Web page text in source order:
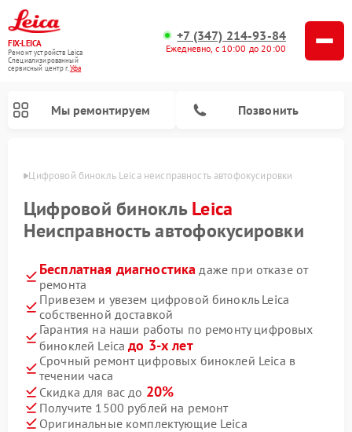
FIX-LEICA
Ремонт устройств Leica
Специализированный
cервисный центр г.Уфа
+7 (347) 214-93-84
Ежедневно, с 10:00 до 20:00
Мы ремонтируем Позвонить
Уфе Цифровой бинокль Leica неисправность автофокусировки
Цифровой бинокльLeica
Неисправность автофокусировки
Бесплатная диагностика даже при отказе от
ремонта
Привезем и увезем цифровой бинокль Leica
собственной доставкой
Гарантия на наши работы по ремонту цифровых
биноклей Leicaдо 3-х лет
Срочный ремонт цифровых биноклей Leica в
течении часа
Скидка для вас до 20%
Получите 1500 рублей на ремонт
Оригинальные комплектующие Leica